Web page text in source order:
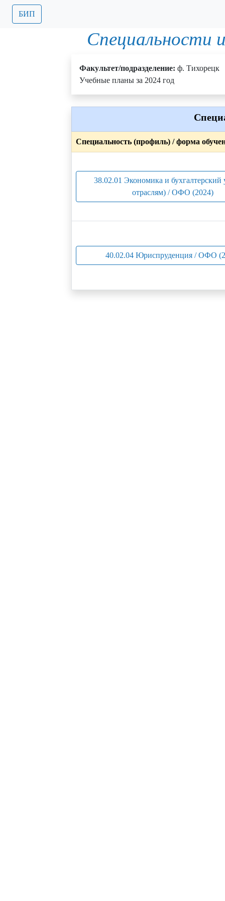
БИП
Специальности
Факультет/подразделение: ф. Тихорецк
Учебные планы за 2024 год
Специальность (профиль) / форма
38.02.01 Экономика и бухгалтерский
отраслям) / ОФО (2024)
40.02.04 Юриспруденция / ОФО